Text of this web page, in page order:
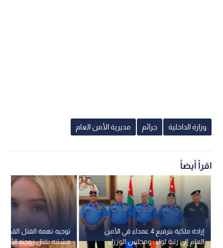
وزارة الداخلية جرائم مديرية الأمن العام
اقرأ أيضاً
توجيه تهمة القتل
مشتبه بقتل زوجته
إرادة ملكية بترفيع 4 عمداء في الأمن
العام إلى رتبة لواء.. ومجلس الوزراء